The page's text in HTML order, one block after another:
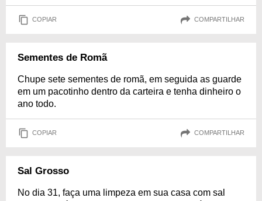
COPIAR COMPARTILHAR
Sementes de Romã
Chupe sete sementes de romã, em seguida as guarde
em um pacotinho dentro da carteira e tenha dinheiro o
ano todo.
COPIAR COMPARTILHAR
Sal Grosso
No dia 31, faça uma limpeza em sua casa com sal